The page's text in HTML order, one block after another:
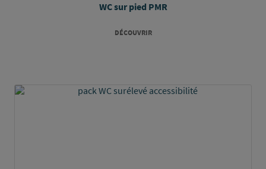
WC sur pied PMR
DÉCOUVRIR